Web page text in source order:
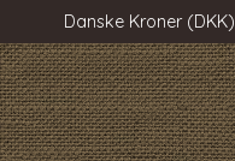
Danske Kroner (DKK)